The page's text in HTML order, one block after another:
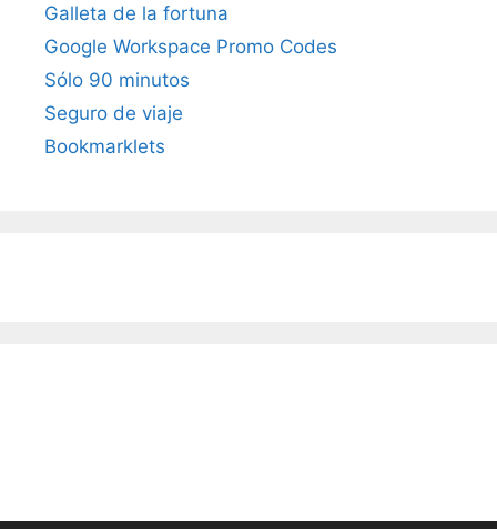
Galleta de la fortuna
Google Workspace Promo Codes
Sólo 90 minutos
Seguro de viaje
Bookmarklets